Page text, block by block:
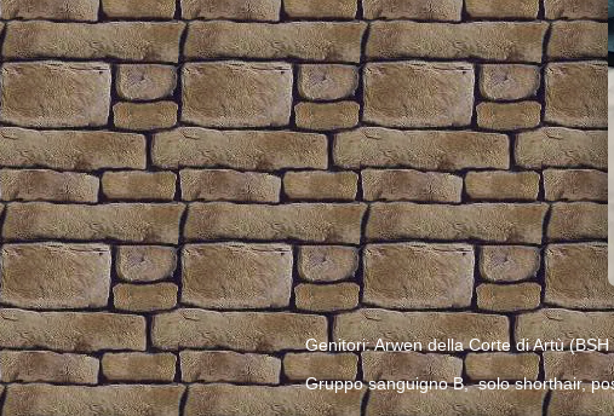
Genitori: Arwen della Corte di Artù
Gruppo sanguigno B, solo shorthair,